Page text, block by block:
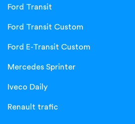
Ford Transit
Ford Transit Custom
Ford E-Transit Custom
Mercedes Sprinter
Iveco Daily
Renault trafic